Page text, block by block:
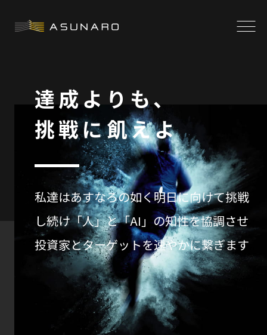
達成よりも、
挑戦に飢えよ
私達はあすなろの如く明日に向けて挑戦
し続け「人」と「AI」の知性を協調させ
投資家とターゲットを速やかに繋ぎます